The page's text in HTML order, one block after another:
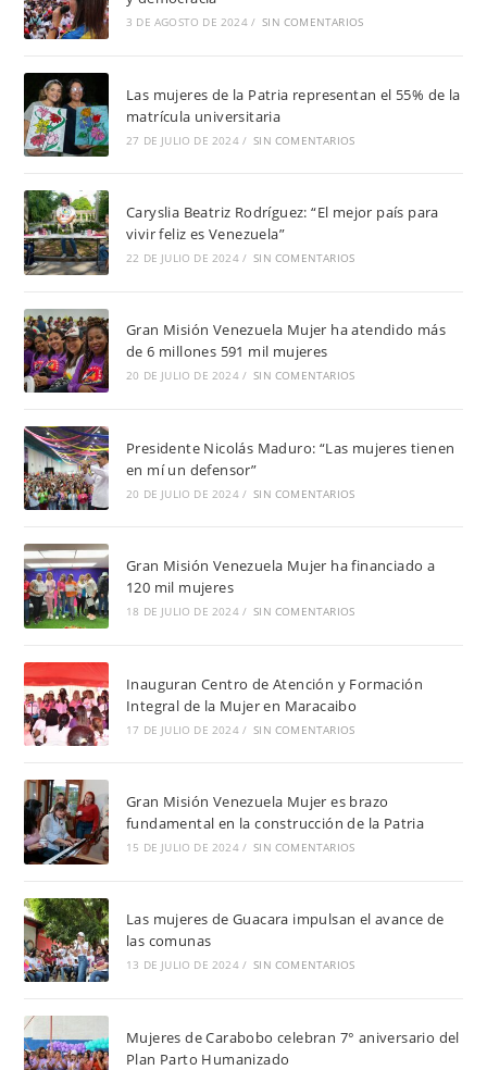
3 DE AGOSTO DE 2024 / SIN COMENTARIOS
Las mujeres de la Patria representan el 55% de la
matrícula universitaria
27 DE JULIO DE 2024 / SIN COMENTARIOS
Caryslia Beatriz Rodríguez: “El mejor país para
vivir feliz es Venezuela”
22 DE JULIO DE 2024 / SIN COMENTARIOS
Gran Misión Venezuela Mujer ha atendido más
de 6 millones 591 mil mujeres
20 DE JULIO DE 2024 / SIN COMENTARIOS
Presidente Nicolás Maduro: “Las mujeres tienen
en mí un defensor”
20 DE JULIO DE 2024 / SIN COMENTARIOS
Gran Misión Venezuela Mujer ha financiado a
120 mil mujeres
18 DE JULIO DE 2024 / SIN COMENTARIOS
Inauguran Centro de Atención y Formación
Integral de la Mujer en Maracaibo
17 DE JULIO DE 2024 / SIN COMENTARIOS
Gran Misión Venezuela Mujer es brazo
fundamental en la construcción de la Patria
15 DE JULIO DE 2024 / SIN COMENTARIOS
Las mujeres de Guacara impulsan el avance de
las comunas
13 DE JULIO DE 2024 / SIN COMENTARIOS
Mujeres de Carabobo celebran 7° aniversario del
Plan Parto Humanizado